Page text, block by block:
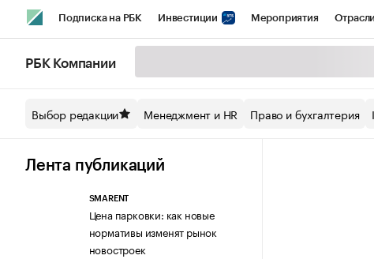
Подписка на РБК Инвестиции Мероприятия Отрасли
Спецпроекты СПб Конференции СПб Спецпроекты
Технологии и медиа
РБК Компании
Выбор редакции Менеджмент и HR Право и бухгалтерия
Лента публикаций
SMARENT
Цена парковки: как новые
нормативы изменят рынок
новостроек